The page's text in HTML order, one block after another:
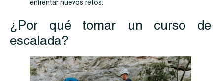
enfrentar nuevos retos.
¿Por qué tomar un curso de
escalada?